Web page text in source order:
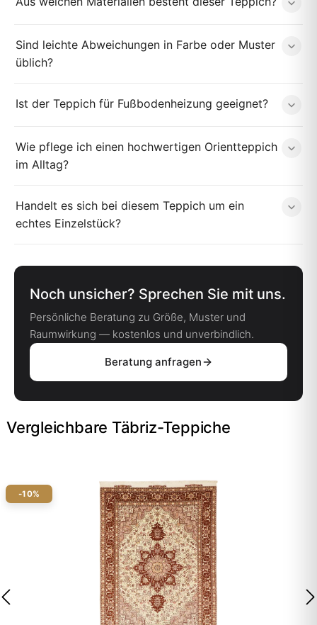
Sind leichte Abweichungen in Farbe oder Muster
üblich?
Ist der Teppich für Fußbodenheizung geeignet?
Wie pflege ich einen hochwertigen Orientteppich
im Alltag?
Handelt es sich bei diesem Teppich um ein
echtes Einzelstück?
Noch unsicher? Sprechen Sie mit uns.
Persönliche Beratung zu Größe, Muster und
Raumwirkung — kostenlos und unverbindlich.
Beratung anfragen
Vergleichbare Täbriz-Teppiche
-10%